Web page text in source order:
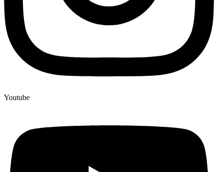
Youtube